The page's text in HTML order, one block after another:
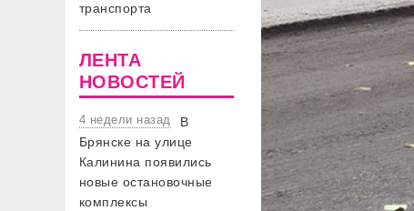
транспорта
ЛЕНТА
НОВОСТЕЙ
4 недели назад
В
Брянске на улице
Калинина появились
новые остановочные
комплексы